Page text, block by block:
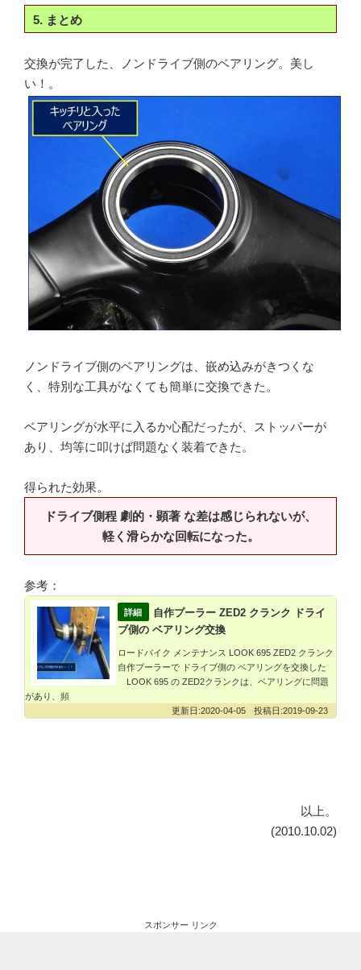
5. まとめ
交換が完了した、ノンドライブ側のベアリング。美し
い！。
ノンドライブ側のベアリングは、嵌め込みがきつくな
く、特別な工具がなくても簡単に交換できた。
ベアリングが水平に入るか心配だったが、ストッパーが
あり、均等に叩けば問題なく装着できた。
得られた効果。
ドライブ側程 劇的・顕著 な差は感じられないが、
軽く滑らかな回転になった。
参考：
自作プーラー ZED2 クランク ドライ
ブ側の ベアリング交換
ロードバイク メンテナンス LOOK 695 ZED2 クランク
自作プーラーで ドライブ側の ベアリングを交換した
LOOK 695 の ZED2クランクは、ベアリングに問題
があり、頻
2019-09-23
2020-04-05
以上。
(2010.10.02)
スポンサー リンク